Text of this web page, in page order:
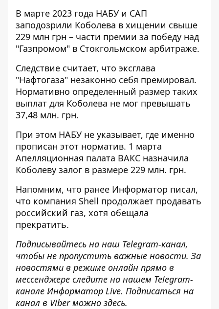
В марте 2023 года НАБУ и САП
заподозрили Коболева в хищении свыше
229 млн грн – части премии за победу над
"Газпромом" в Стокгольмском арбитраже.
Следствие считает, что эксглава
"Нафтогаза" незаконно себя премировал.
Нормативно определенный размер таких
выплат для Коболева не мог превышать
37,48 млн. грн.
При этом НАБУ не указывает, где именно
прописан этот норматив. 1 марта
Апелляционная палата ВАКС назначила
Коболеву залог в размере 229 млн. грн.
Напомним, что ранее Информатор писал,
что компания Shell продолжает продавать
российский газ, хотя обещала
прекратить.
Подписывайтесь на наш Telegram-канал,
чтобы не пропустить важные новости. За
новостями в режиме онлайн прямо в
мессенджере следите на нашем Telegram-
канале Информатор Live. Подписаться на
канал в Viber можно здесь.